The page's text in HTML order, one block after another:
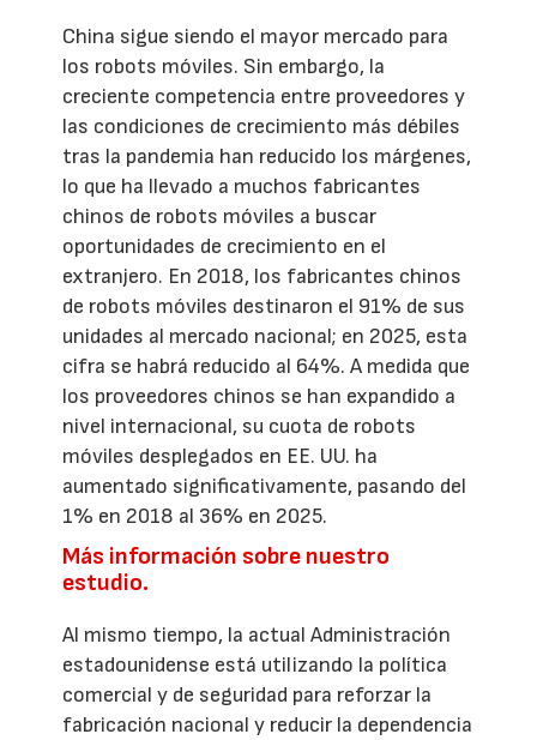
China sigue siendo el mayor mercado para
los robots móviles. Sin embargo, la
creciente competencia entre proveedores y
las condiciones de crecimiento más débiles
tras la pandemia han reducido los márgenes,
lo que ha llevado a muchos fabricantes
chinos de robots móviles a buscar
oportunidades de crecimiento en el
extranjero. En 2018, los fabricantes chinos
de robots móviles destinaron el 91% de sus
unidades al mercado nacional; en 2025, esta
cifra se habrá reducido al 64%. A medida que
los proveedores chinos se han expandido a
nivel internacional, su cuota de robots
móviles desplegados en EE. UU. ha
aumentado significativamente, pasando del
1% en 2018 al 36% en 2025.
Más información sobre nuestro
estudio.
Al mismo tiempo, la actual Administración
estadounidense está utilizando la política
comercial y de seguridad para reforzar la
fabricación nacional y reducir la dependencia